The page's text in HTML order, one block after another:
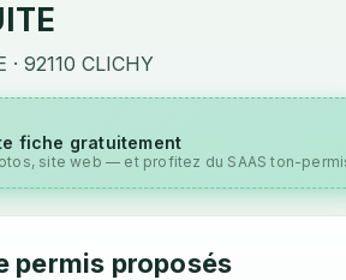
· 92110 CLICHY
fiche gratuitement
site web — et profitez du SAAS ton-
permis proposés